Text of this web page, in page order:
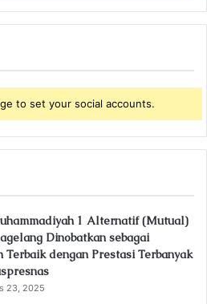
to set your social accounts.
1 Alternatif (Mutual)
Dinobatkan sebagai
Terbaik dengan Prestasi Terbanyak
23, 2025